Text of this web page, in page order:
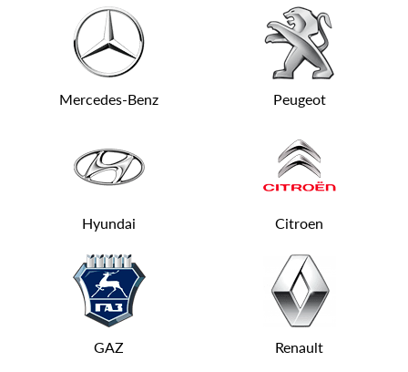
Mercedes-Benz Peugeot
Hyundai Citroen
GAZ Renault